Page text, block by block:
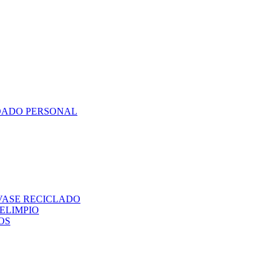
PERSONAL
RECICLADO